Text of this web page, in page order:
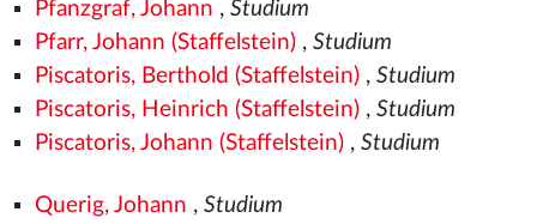
Pfanzgraf, Johann , Studium
Pfarr, Johann (Staffelstein), Studium
Piscatoris, Berthold (Staffelstein), Studium
Piscatoris, Heinrich (Staffelstein), Studium
Piscatoris, Johann (Staffelstein), Studium
Querig, Johann , Studium